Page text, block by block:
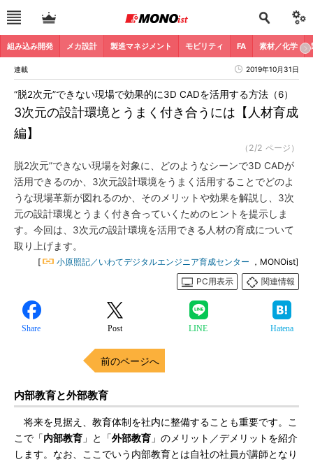
組み込み開発 メカ設計 製造マネジメント モビリティ FA 素材／化学
連載 2019年10月31日
3次元の設計環境とうまく付き合うには【人材育成
編】
“脱2次元”できない現場で効果的に3D CADを活用する方法（6）
（2/2 ページ）
脱2次元”できない現場を対象に、どのようなシーンで3D CADが
活用できるのか、3次元設計環境をうまく活用することでどのよ
うな現場革新が図れるのか、そのメリットや効果を解説し、3次
元の設計環境とうまく付き合っていくためのヒントを提示しま
す。今回は、3次元の設計環境を活用できる人材の育成について
取り上げます。
[ 小原照記／いわてデジタルエンジニア育成センター ，MONOist]
PC用表示
関連情報
Share Post LINE Hatena
前のページへ
内部教育と外部教育
将来を見据え、教育体制を社内に整備することも重要です。こ
こで「内部教育 」と「外部教育 」のメリット／デメリットを紹介
します。なお、ここでいう内部教育とは自社の社員が講師となり